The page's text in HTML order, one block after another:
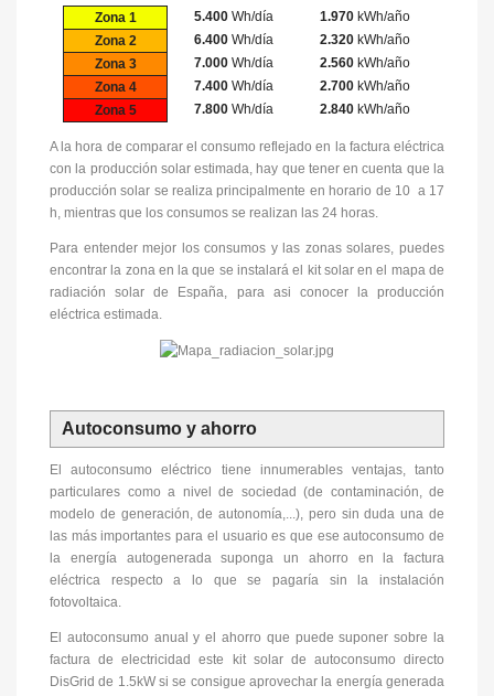
Zona 1
5.400 Wh/día 1.970 kWh/año
Zona 2
6.400 Wh/día 2.320 kWh/año
Zona 3
7.000 Wh/día 2.560 kWh/año
Zona 4
7.400 Wh/día 2.700 kWh/año
Zona 5
7.800 Wh/día 2.840 kWh/año
A la hora de comparar el consumo reflejado en la factura eléctrica
con la producción solar estimada, hay que tener en cuenta que la
producción solar se realiza principalmente en horario de 10 a 17
h, mientras que los consumos se realizan las 24 horas.
Para entender mejor los consumos y las zonas solares, puedes
encontrar la zona en la que se instalará el kit solar en el mapa de
radiación solar de España, para asi conocer la producción
eléctrica estimada.
Autoconsumo y ahorro
El autoconsumo eléctrico tiene innumerables ventajas, tanto
particulares como a nivel de sociedad (de contaminación, de
modelo de generación, de autonomía,...), pero sin duda una de
las más importantes para el usuario es que ese autoconsumo de
la energía autogenerada suponga un ahorro en la factura
eléctrica respecto a lo que se pagaría sin la instalación
fotovoltaica.
El autoconsumo anual y el ahorro que puede suponer sobre la
factura de electricidad este kit solar de autoconsumo directo
DisGrid de 1.5kW si se consigue aprovechar la energía generada